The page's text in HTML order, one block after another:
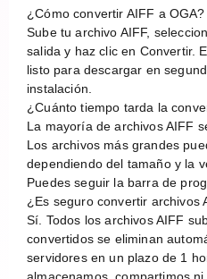
¿Cómo convertir AIFF a OGA?
Sube tu archivo AIFF,
salida y haz clic en Convertir.
listo para descargar en
instalación.
¿Cuánto tiempo tarda la
La mayoría de archivos AIFF
Los archivos más grandes
dependiendo del tamaño y la
Puedes seguir la barra de
¿Es seguro convertir archivos
Sí. Todos los archivos AIFF
convertidos se eliminan
servidores en un plazo de 1
almacenamos, compartimos